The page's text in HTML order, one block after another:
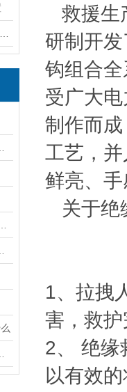
救援生
研制开
钩组合
受广大
制作而
工艺，
鲜亮、
关于绝
1、拉拽
害，救
2、 绝缘
以有效